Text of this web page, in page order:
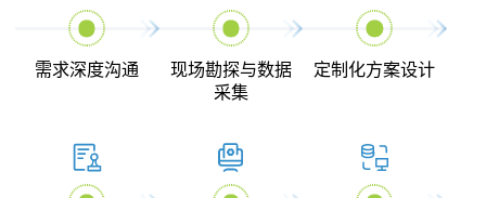
需求深度沟通
现场勘探与数据
采集
定制化方案设计